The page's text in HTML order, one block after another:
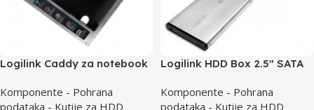
Logilink Caddy za notebook
AD0017
Komponente - Pohrana
podataka - Kutije za HDD
Logilink HDD Box 2.5″ SATA
Komponente - Pohrana
podataka - Kutije za HDD